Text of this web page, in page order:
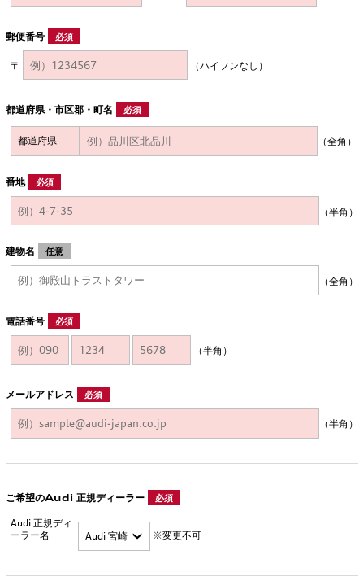
郵便番号 必須
〒 （ハイフンなし）
都道府県・市区郡・町名 必須
（全角）
番地 必須
（半角）
建物名 任意
（全角）
電話番号 必須
（半角）
メールアドレス 必須
（半角）
ご希望のAudi 正規ディーラー 必須
Audi 正規ディ
ーラー名
※変更不可